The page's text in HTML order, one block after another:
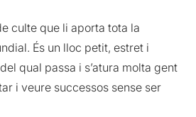
culte que li aporta tota la
És un lloc petit, estret i
qual passa i s’atura molta gent
i veure successos sense ser